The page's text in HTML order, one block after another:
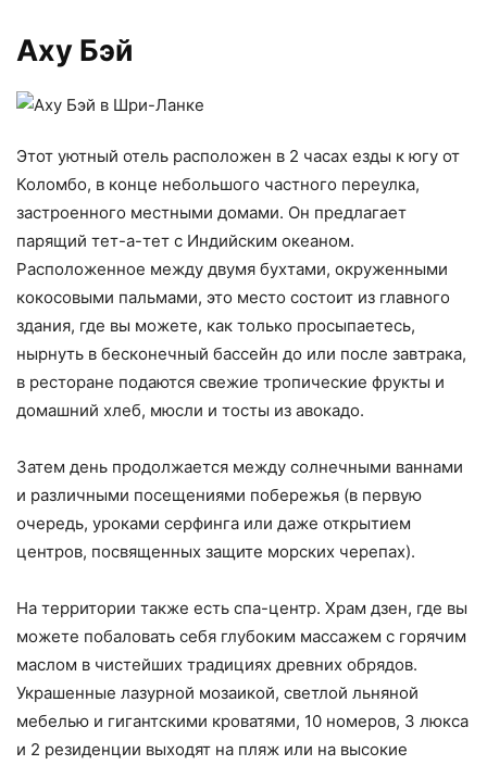
Аху Бэй
Этот уютный отель расположен в 2 часах езды к югу от
Коломбо, в конце небольшого частного переулка,
застроенного местными домами. Он предлагает
парящий тет-а-тет с Индийским океаном.
Расположенное между двумя бухтами, окруженными
кокосовыми пальмами, это место состоит из главного
здания, где вы можете, как только просыпаетесь,
нырнуть в бесконечный бассейн до или после завтрака,
в ресторане подаются свежие тропические фрукты и
домашний хлеб, мюсли и тосты из авокадо.
Затем день продолжается между солнечными ваннами
и различными посещениями побережья (в первую
очередь, уроками серфинга или даже открытием
центров, посвященных защите морских черепах).
На территории также есть спа-центр. Храм дзен, где вы
можете побаловать себя глубоким массажем с горячим
маслом в чистейших традициях древних обрядов.
Украшенные лазурной мозаикой, светлой льняной
мебелью и гигантскими кроватями, 10 номеров, 3 люкса
и 2 резиденции выходят на пляж или на высокие